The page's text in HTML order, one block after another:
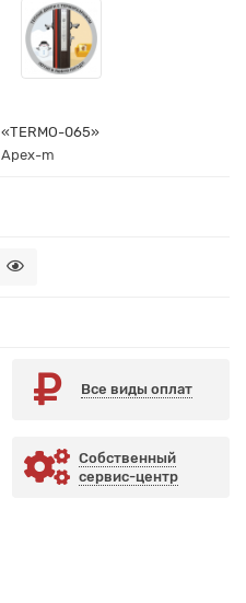
«TERMO-065»
Apex-m
Все виды оплат
Собственный
сервис-центр